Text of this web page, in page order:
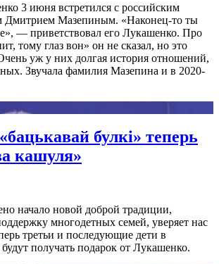
3 июня встретился с российским
Дмитрием Мазепиным. «Наконец-то ты
— приветствовал его Лукашенко. Про
тому глаз вон» он не сказал, но это
уж у них долгая история отношений,
Звучала фамилия Мазепина и в 2020-
булкі» теперь
кашуля»
начало новой доброй традиции,
многодетных семей, уверяет нас
третьи и последующие дети в
получать подарок от Лукашенко.